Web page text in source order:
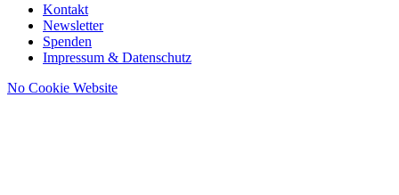
Kontakt
Newsletter
Spenden
Impressum & Datenschutz
No Cookie Website